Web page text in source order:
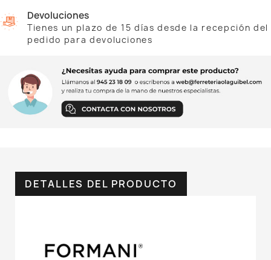
Devoluciones
Tienes un plazo de 15 días desde la recepción del
pedido para devoluciones
DETALLES DEL PRODUCTO